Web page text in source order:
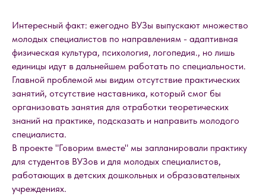
Интересный факт: ежегодно ВУЗы выпускают множество
молодых специалистов по направлениям - адаптивная
физическая культура, психология, логопедия., но лишь
единицы идут в дальнейшем работать по специальности.
Главной проблемой мы видим отсутствие практических
занятий, отсутствие наставника, который смог бы
организовать занятия для отработки теоретических
знаний на практике, подсказать и направить молодого
специалиста.
В проекте "Говорим вместе" мы запланировали практику
для студентов ВУЗов и для молодых специалистов,
работающих в детских дошкольных и образовательных
учреждениях.